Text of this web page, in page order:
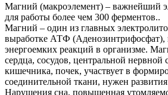
Магний (макроэлемент) – важнейший
для работы более чем 300 ферментов..
Магний – один из глaвных
выработке АТФ (Аденозинтрифосфат),
энергоемких реакций в организме.
сердца, сосудов, центральной нервной
кишечника, почек, участвует в
соединительной ткани, нужен
Нарушения сна, повышенная